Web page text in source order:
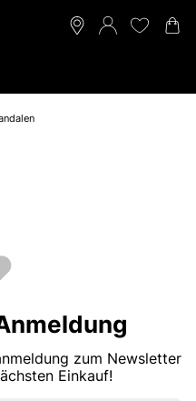
zum Newsletter
Einkauf!